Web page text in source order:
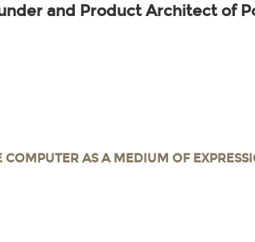
and Product Architect of
COMPUTER AS A MEDIUM OF